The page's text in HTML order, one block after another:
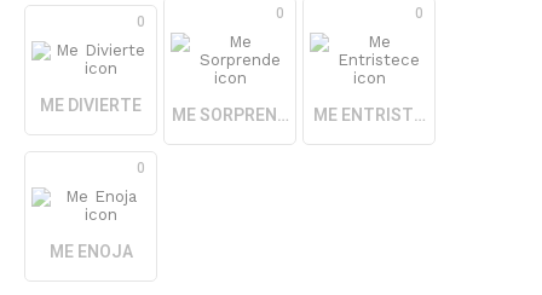
0
ME DIVIERTE
0
ME SORPRENDE
0
ME ENTRISTECE
0
ME ENOJA